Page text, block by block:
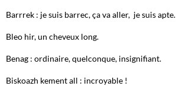
Barrrek : je suis barrec, ça va aller, je suis apte.
Bleo hir, un cheveux long.
Benag : ordinaire, quelconque, insignifiant.
Biskoazh kement all : incroyable !